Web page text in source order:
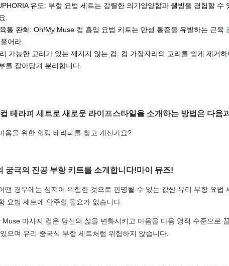
유도: 부항 요법 세트는 강렬한 의기양양함과 웰빙을 경험할
.
통 완화: Oh!My Muse 컵 흡입 요법 키트는 만성 통증을 유발하는 근
어라.
가능한 고리가 있는 깨지지 않는 컵: 컵 가장자리의 고리를 쉽게 제거
를 잡아당겨 분리합니다.
테라피 세트로 새로운 라이프스타일을 소개하는 방법은 다음
음을 위한 힐링 테라피를 찾고 계신가요?
궁극의 진공 부항 키트를 소개합니다!마이 뮤즈!
떤 경우에는 심지어 위험한 것으로 판명될 수 있는 값싼 유리 부항 요
요법 세트에 안주할 필요가 없습니다.
Muse 마사지 컵은 당신의 삶을 변화시키고 마음을 다음 영적 수준으로
으며 유리 중국식 부항 세트처럼 위험하지 않습니다.